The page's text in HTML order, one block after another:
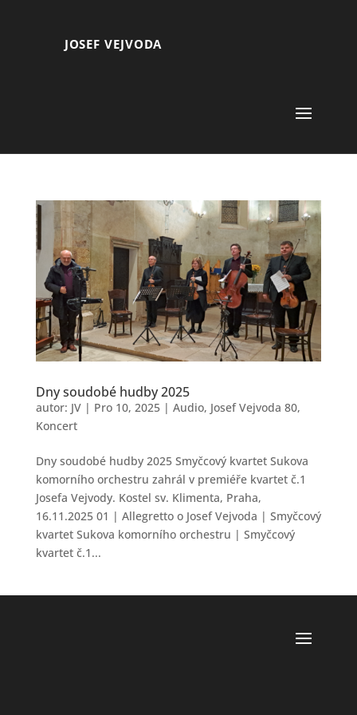
JOSEF VEJVODA
Dny soudobé hudby 2025
autor: JV| Pro 10, 2025| Audio, Josef Vejvoda 80,
Koncert
Dny soudobé hudby 2025 Smyčcový kvartet Sukova
komorního orchestru zahrál v premiéře kvartet č.1
Josefa Vejvody. Kostel sv. Klimenta, Praha,
16.11.2025 01 | Allegretto o Josef Vejvoda | Smyčcový
kvartet Sukova komorního orchestru | Smyčcový
kvartet č.1...